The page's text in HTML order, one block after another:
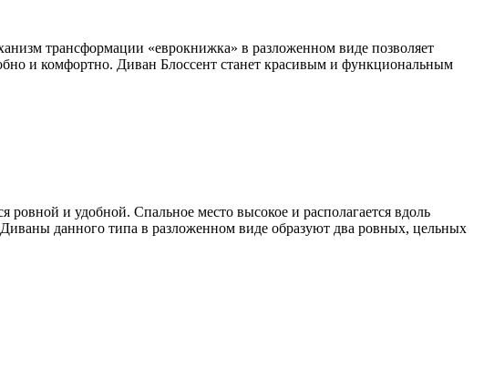
трансформации «еврокнижка» в разложенном виде позволяет
и комфортно. Диван Блоссент станет красивым и функциональным
ровной и удобной. Спальное место высокое и располагается вдоль
данного типа в разложенном виде образуют два ровных, цельных